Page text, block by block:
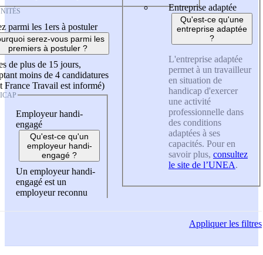
parmi les 1ers à postuler
serez-vous parmi les
premiers à postuler ?
de plus de 15 jours,
moins de 4 candidatures
France Travail est informé)
Employeur handi-
engagé
Qu'est-ce qu'un
employeur handi-
engagé ?
Un employeur handi-
engagé est un
employeur reconnu
Entreprise adaptée
Qu'est-ce qu'une
entreprise adaptée
?
L'entreprise adaptée
permet à un travailleur
en situation de
handicap d'exercer
une activité
professionnelle dans
des conditions
adaptées à ses
capacités. Pour en
savoir plus, consultez
le site de l’UNEA.
Appliquerles filtres